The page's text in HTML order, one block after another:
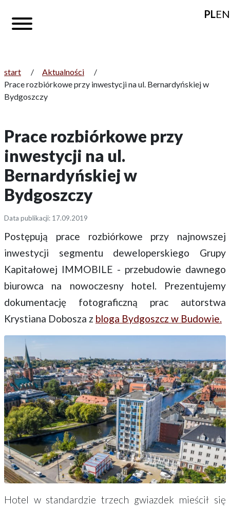
PLEN
start / Aktualności
/
Prace rozbiórkowe przy inwestycji na ul. Bernardyńskiej w
Bydgoszczy
Prace rozbiórkowe przy
inwestycji na ul.
Bernardyńskiej w
Bydgoszczy
Data publikacji: 17.09.2019
Postępują prace rozbiórkowe przy najnowszej
inwestycji segmentu deweloperskiego Grupy
Kapitałowej IMMOBILE - przebudowie dawnego
biurowca na nowoczesny hotel. Prezentujemy
dokumentację fotograficzną prac autorstwa
Krystiana Dobosza z bloga Bydgoszcz w Budowie.
Hotel w standardzie trzech gwiazdek mieścił się